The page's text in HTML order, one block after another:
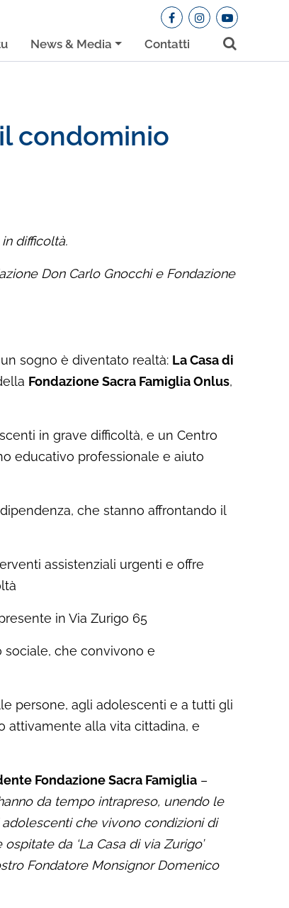
News & Media Contatti
condominio
difficoltà.
Don Carlo Gnocchi e Fondazione
sogno è diventato realtà: La Casa di
Fondazione Sacra Famiglia Onlus,
in grave difficoltà, e un Centro
educativo professionale e aiuto
che stanno affrontando il
assistenziali urgenti e offre
in Via Zurigo 65
sociale, che convivono e
persone, agli adolescenti e a tutti gli
attivamente alla vita cittadina, e
Fondazione Sacra Famiglia –
da tempo intrapreso, unendo le
che vivono condizioni di
da ‘La Casa di via Zurigo’
Fondatore Monsignor Domenico